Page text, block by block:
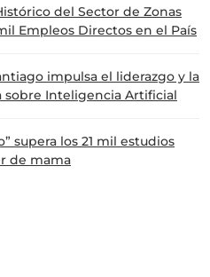
del Sector de Zonas
Empleos Directos en el País
impulsa el liderazgo y la
Inteligencia Artificial
supera los 21 mil estudios
de mama